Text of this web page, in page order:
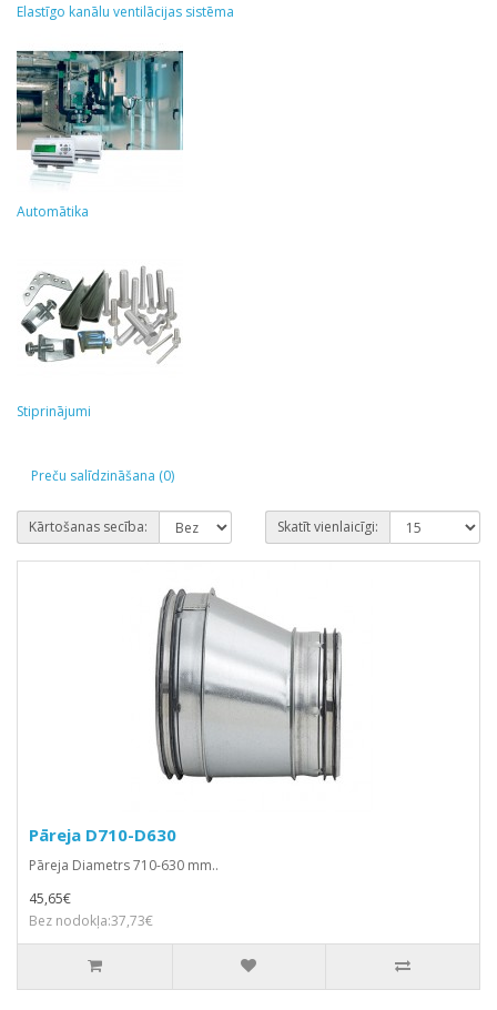
Elastīgo kanālu ventilācijas sistēma
Automātika
Stiprinājumi
Preču salīdzināšana (0)
Kārtošanas secība: Skatīt vienlaicīgi:
Pāreja D710-D630
Pāreja Diametrs 710-630 mm..
45,65€
Bez nodokļa:37,73€